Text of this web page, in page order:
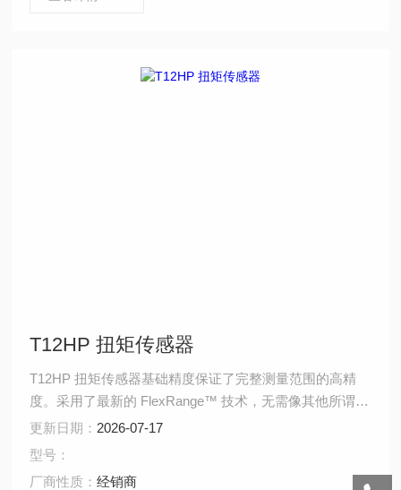
T12HP 扭矩传感器
T12HP 扭矩传感器基础精度保证了完整测量范围的高精
度。采用了最新的 FlexRange™ 技术，无需像其他所谓的
双量程传感器那样切换量程。
更新日期： 2026-07-17
型号：
厂商性质：经销商